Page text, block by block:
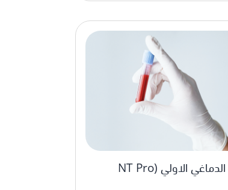
البروتين الدماغي الاولي (NT Pro